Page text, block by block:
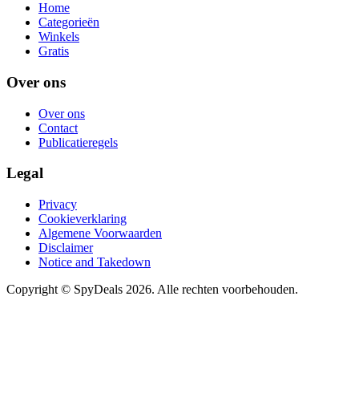
Home
Categorieën
Winkels
Gratis
Over ons
Over ons
Contact
Publicatieregels
Legal
Privacy
Cookieverklaring
Algemene Voorwaarden
Disclaimer
Notice and Takedown
Copyright © SpyDeals 2026. Alle rechten voorbehouden.